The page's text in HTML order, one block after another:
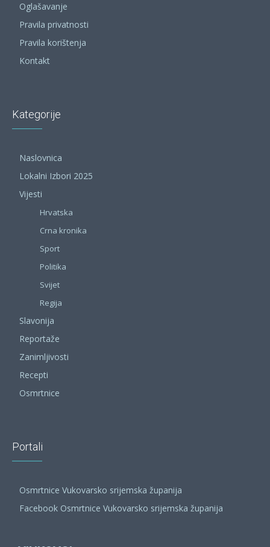
Oglašavanje
Pravila privatnosti
Pravila korištenja
Kontakt
Kategorije
Naslovnica
Lokalni Izbori 2025
Vijesti
Hrvatska
Crna kronika
Sport
Politika
Svijet
Regija
Slavonija
Reportaže
Zanimljivosti
Recepti
Osmrtnice
Portali
Osmrtnice Vukovarsko srijemska županija
Facebook Osmrtnice Vukovarsko srijemska županija